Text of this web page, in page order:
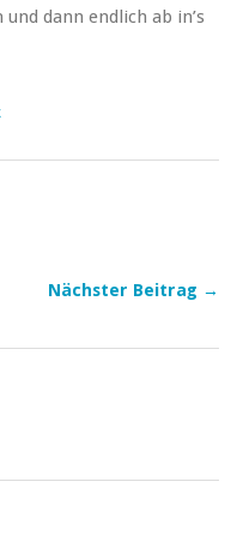
dann endlich ab in’s
Nächster Beitrag →